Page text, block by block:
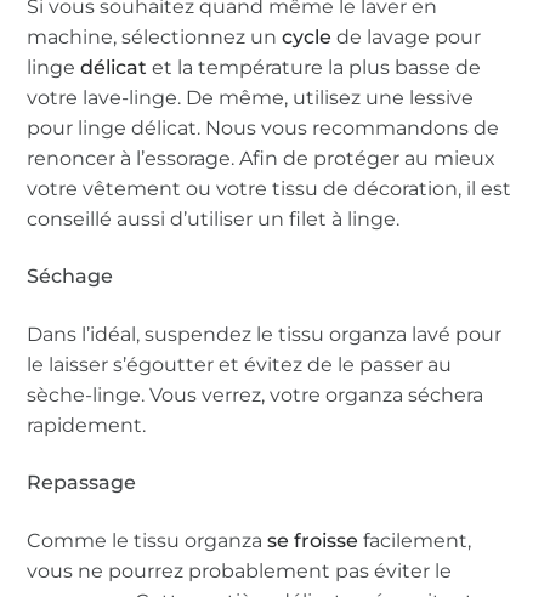
Si vous souhaitez quand même le laver en
machine, sélectionnez uncycle de lavage pour
lingedélicat et la température la plus basse de
votre lave-linge. De même, utilisez une lessive
pour linge délicat. Nous vous recommandons de
renoncer à l’essorage. Afin de protéger au mieux
votre vêtement ou votre tissu de décoration, il est
conseillé aussi d’utiliser un filet à linge.
Séchage
Dans l’idéal, suspendez le tissu organza lavé pour
le laisser s’égoutter et évitez de le passer au
sèche-linge. Vous verrez, votre organza séchera
rapidement.
Repassage
Comme le tissu organzase froisse facilement,
vous ne pourrez probablement pas éviter le